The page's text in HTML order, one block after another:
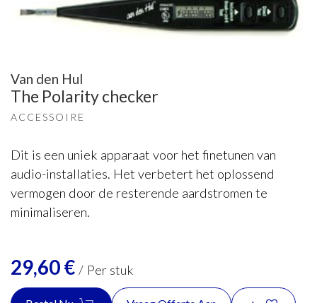
Van den Hul
The Polarity checker
ACCESSOIRE
Dit is een uniek apparaat voor het finetunen van
audio-installaties. Het verbetert het oplossend
vermogen door de resterende aardstromen te
minimaliseren.
29,60€ / Per stuk